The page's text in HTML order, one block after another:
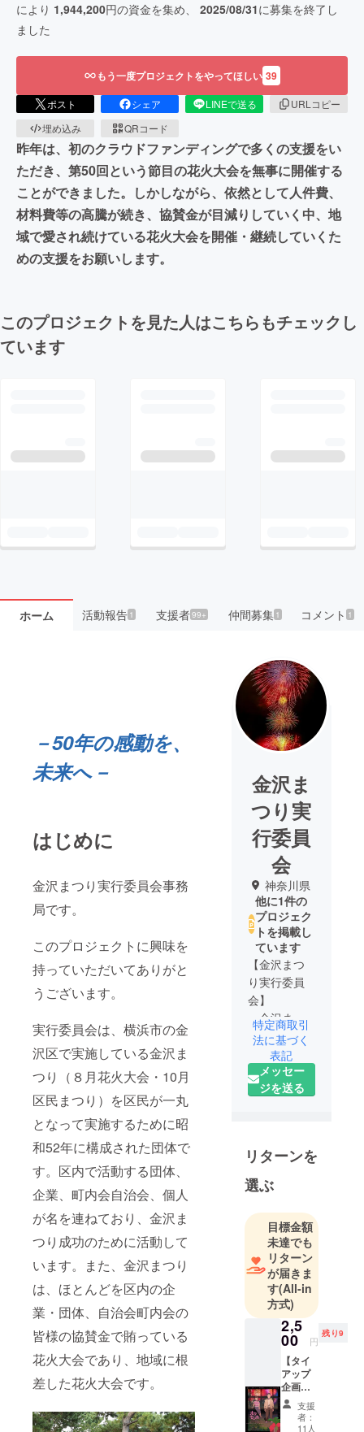
により 1,944,200円の資金を集め、 2025/08/31に募集を終了し
ました
もう一度プロジェクトをやってほしい 39
ポスト シェア LINEで送る
URLコピー
埋め込み
QRコード
昨年は、初のクラウドファンディングで多くの支援をい
ただき、第50回という節目の花火大会を無事に開催する
ことができました。しかしながら、依然として人件費、
材料費等の高騰が続き、協賛金が目減りしていく中、地
域で愛され続けている花火大会を開催・継続していくた
めの支援をお願いします。
このプロジェクトを見た人はこちらもチェックし
ています
ホーム 活動報告1 支援者99+ 仲間募集 1 コメント 1
－50年の感動を、
未来へ－
はじめに
金沢まつり実行委員会事務
局です。
このプロジェクトに興味を
持っていただいてありがと
うございます。
実行委員会は、横浜市の金
沢区で実施している金沢ま
つり（８月花火大会・10月
区民まつり）を区民が一丸
となって実施するために昭
和52年に構成された団体で
す。区内で活動する団体、
企業、町内会自治会、個人
が名を連ねており、金沢ま
つり成功のために活動して
います。また、金沢まつり
は、ほとんどを区内の企
業・団体、自治会町内会の
皆様の協賛金で賄っている
花火大会であり、地域に根
差した花火大会です。
金沢ま
つり実
行委員
会
神奈川県
他に1件の
プロジェク
トを掲載し
ています
【金沢まつ
り実行委員
会】
金沢まつ
り実行委員
会は、横浜
市の金沢区
で実施して
10月実施の
区民まつ
り）を区民
が一丸と
なって実施
するために
昭和52年に
構成された
団体です。
地域に愛
され続けて
いる花火大
会。昨年、
初めてクラ
ウドファン
ディングに
特定商取引
法に基づく
表記
メッセー
ジを送る
リターンを
選ぶ
目標金額
未達でも
リターン
が届きま
す(All-in
方式)
2,5
00 円
残り9
【タイ
アップ
企画
映画
『ホウ
セン
支援
者：
11人